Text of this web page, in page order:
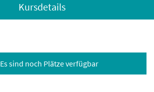
Kursdetails
Es sind noch Plätze verfügbar